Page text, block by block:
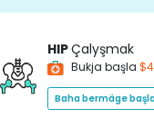
HIPÇalyşmak
Bukja başla
Baha bermäge